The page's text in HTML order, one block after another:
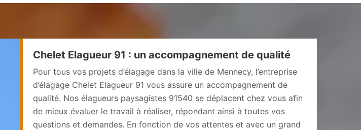
Chelet Elagueur 91 : un accompagnement de qualité
Pour tous vos projets d’élagage dans la ville de Mennecy, l’entreprise
d’élagage Chelet Elagueur 91 vous assure un accompagnement de
qualité. Nos élagueurs paysagistes 91540 se déplacent chez vous afin
de mieux évaluer le travail à réaliser, répondant ainsi à toutes vos
questions et demandes. En fonction de vos attentes et avec un grand